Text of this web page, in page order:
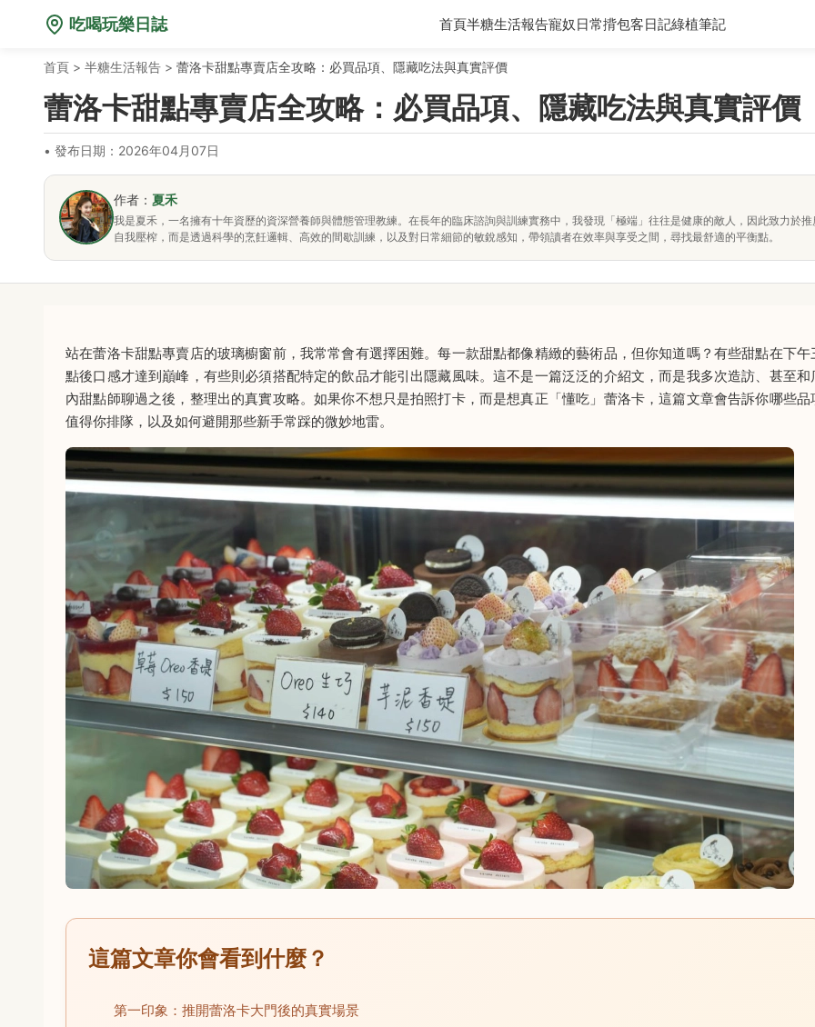
吃喝玩樂日誌 首頁半糖生活報告寵奴日常揹包客日記綠植筆記
首頁 > 半糖生活報告 > 蕾洛卡甜點專賣店全攻略：必買品項、隱藏吃法與真實評價
蕾洛卡甜點專賣店全攻略：必買品項、隱藏吃法與真實評價
• 發布日期：2026年04月07日
作者： 夏禾
我是夏禾，一名擁有十年資歷的資深營養師與體態管理教練。在長年的臨床諮詢與訓練實務中，我發現「極端」往往是健康的敵人，因此致力於
自我壓榨，而是透過科學的烹飪邏輯、高效的間歇訓練，以及對日常細節的敏銳感知，帶領讀者在效率與享受之間，尋找最舒適的平衡點。
站在蕾洛卡甜點專賣店的玻璃櫥窗前，我常常會有選擇困難。每一款甜點都像精緻的藝術品，但你知道嗎？有些甜點在下午
點後口感才達到巔峰，有些則必須搭配特定的飲品才能引出隱藏風味。這不是一篇泛泛的介紹文，而是我多次造訪、甚至和
內甜點師聊過之後，整理出的真實攻略。如果你不想只是拍照打卡，而是想真正「懂吃」蕾洛卡，這篇文章會告訴你哪些品
值得你排隊，以及如何避開那些新手常踩的微妙地雷。
這篇文章你會看到什麼？
第一印象：推開蕾洛卡大門後的真實場景